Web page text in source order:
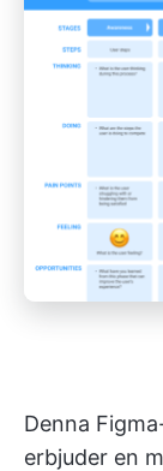
Denna
erbjuder en